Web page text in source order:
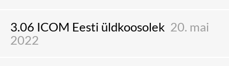
3.06 ICOM Eesti üldkoosolek 20. mai
2022